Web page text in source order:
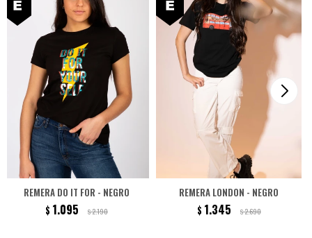
REMERA DO IT FOR - NEGRO
$ 1.095 $2.190
REMERA LONDON - NEGRO
$ 1.345 $2.690